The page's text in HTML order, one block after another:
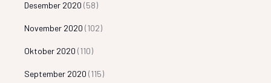
Desember 2020 (58)
November 2020 (102)
Oktober 2020 (110)
September 2020 (115)